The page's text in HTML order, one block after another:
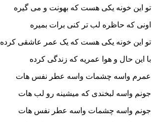
تو این خونه یکی هست که بهونت و می گیره
اونی که حاظره لب تر کنی برات بمیره
تو این خونه یکی هست که یک عمر عاشقی کرده
با این حال و هوا عمریه که زندگی کرده
عمرم واسه چشمات واسه عطر نفس هات
جونم واسه لبخندی که میشینه رو لب هات
جونم واسه چشمات واسه عطر نفس هات